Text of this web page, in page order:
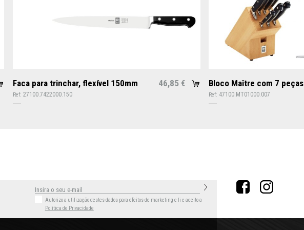
Faca para trinchar, flexível 150mm 46,85 €
Ref: 27100.7422000.150
Bloco Maître com 7 peças
Ref: 47100.MT01000.007
Autorizo a utilização destes dados para efeitos de marketing e li e aceito a
Política de Privacidade